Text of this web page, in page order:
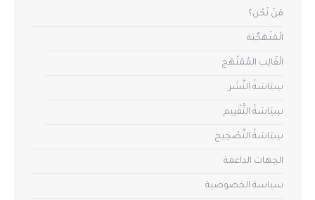
مَنْ نَحْن؟
الْمَنْهَجِّيَة
الْقَالِب المُمَنْهَج
سِيَاسَةُ النَّشَر
سِيَاسَةُ التَّقْييم
سِيَاسَةُ التَّصْحِيح
الجهات الداعمة
سياسة الخصوصية